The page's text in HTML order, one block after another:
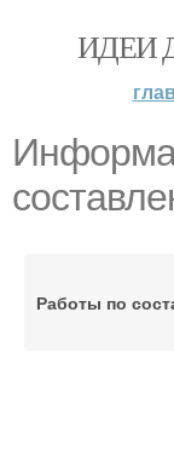
ИДЕИ
Работы по